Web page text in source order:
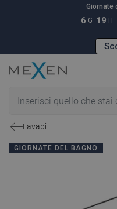
Giornate
6 G 19 H
Lavabi
GIORNATE DEL BAGNO